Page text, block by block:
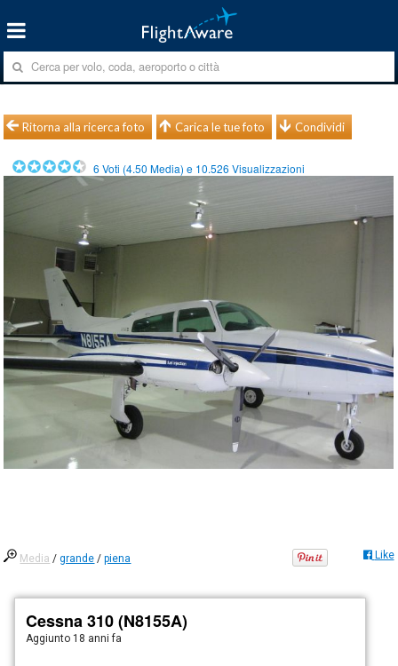
Ritorna alla ricerca foto Carica le tue foto Condividi
6 Voti (4.50 Media) e 10.526 Visualizzazioni
Media /grande /piena Like
Cessna 310 (N8155A)
Aggiunto 18 anni fa